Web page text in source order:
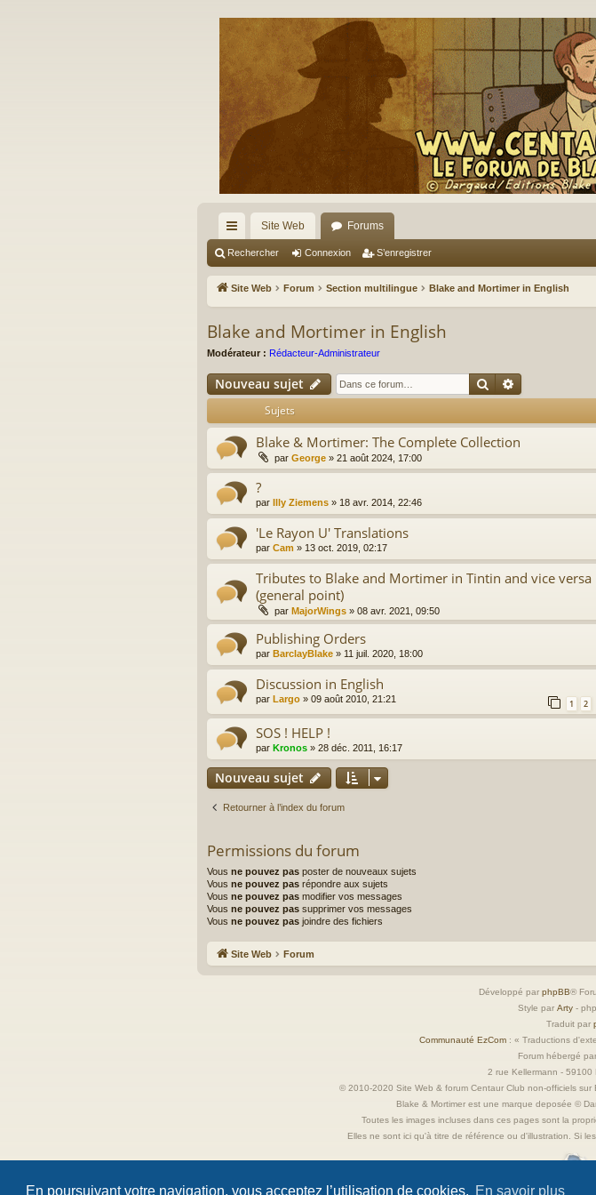
En poursuivant votre navigation, vous acceptez l’utilisation de cookies. En savoir plus
cc
ès
ra
pi
de
Site Web Forums
Rechercher Connexion S’enregistrer
Site Web Forum Section multilingue Blake and Mortimer in English
Blake and Mortimer in English
Modérateur : Rédacteur-Administrateur
Nouveau sujet Rechercher
Sujets
Blake & Mortimer: The Complete Collection
par George » 21 août 2024, 17:00
?
par Illy Ziemens » 18 avr. 2014, 22:46
'Le Rayon U' Translations
par Cam » 13 oct. 2019, 02:17
Tributes to Blake and Mortimer in Tintin and vice versa
(general point)
par MajorWings » 08 avr. 2021, 09:50
Publishing Orders
par BarclayBlake » 11 juil. 2020, 18:00
Discussion in English
par Largo » 09 août 2010, 21:21 1 2
SOS ! HELP !
par Kronos » 28 déc. 2011, 16:17
Nouveau sujet
Retourner à l’index du forum
Permissions du forum
Vous ne pouvez pas poster de nouveaux sujets
Vous ne pouvez pas répondre aux sujets
Vous ne pouvez pas modifier vos messages
Vous ne pouvez pas supprimer vos messages
Vous ne pouvez pas joindre des fichiers
Site Web Forum
Développé par phpBB®
Style par Arty -
Traduit par
Communauté EzCom : « Traductions
Forum hébergé
2 rue Kellermann - 59100
© 2010-2020 Site Web & forum Centaur Club non-officiels
Blake & Mortimer est une marque deposée ©
Toutes les images incluses dans ces pages sont la
Elles ne sont ici qu'à titre de référence ou d'illustration. Si